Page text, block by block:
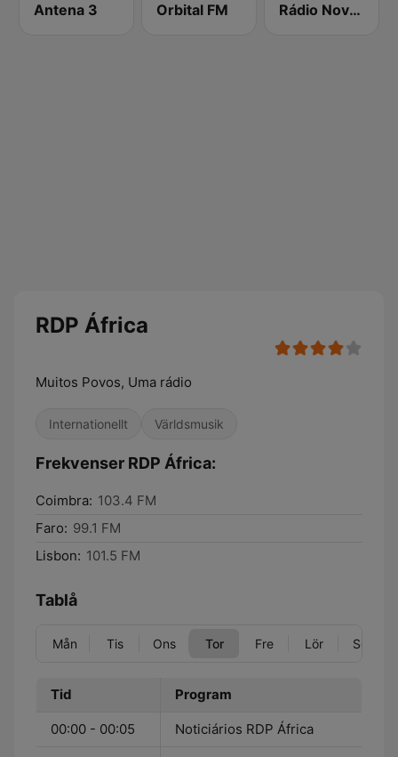
Antena 3 Orbital FM Rádio Nova Era
RDP África
Muitos Povos, Uma rádio
Internationellt Världsmusik
Frekvenser RDP África:
Coimbra: 103.4 FM
Faro: 99.1 FM
Lisbon: 101.5 FM
Tablå
Mån Tis Ons Tor Fre Lör Sön
Tid Program
00:00 - 00:05 Noticiários RDP África